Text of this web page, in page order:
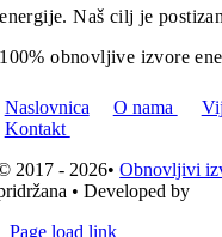
energije. Naš cilj je
100% obnovljive izvore
Naslovnica O nama
Kontakt
2017 - 2026•Obnovljivi
• Developed by
Page load link